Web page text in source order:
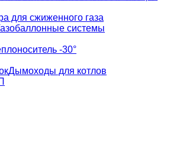
для сжиженного газа
системы
-30°
Дымоходы для котлов